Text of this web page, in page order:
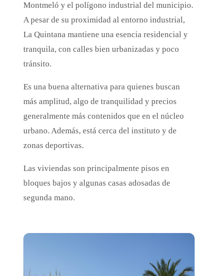
Montmeló y el polígono industrial del municipio.
A pesar de su proximidad al entorno industrial,
La Quintana mantiene una esencia residencial y
tranquila, con calles bien urbanizadas y poco
tránsito.
Es una buena alternativa para quienes buscan
más amplitud, algo de tranquilidad y precios
generalmente más contenidos que en el núcleo
urbano. Además, está cerca del instituto y de
zonas deportivas.
Las viviendas son principalmente pisos en
bloques bajos y algunas casas adosadas de
segunda mano.